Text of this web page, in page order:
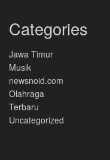
Categories
Jawa Timur
Musik
newsnoid.com
Olahraga
Terbaru
Uncategorized